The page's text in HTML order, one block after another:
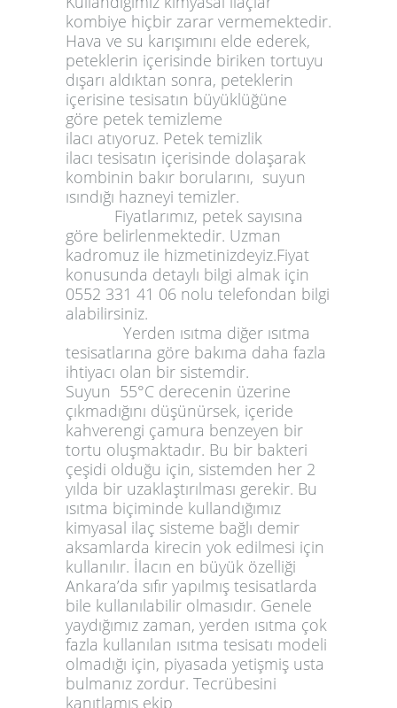
kombiye hiçbir zarar vermemektedir.
Hava ve su karışımını elde ederek,
peteklerin içerisinde biriken tortuyu
dışarı aldıktan sonra, peteklerin
içerisine tesisatın büyüklüğüne
göre petek temizleme
ilacı atıyoruz. Petek temizlik
ilacı tesisatın içerisinde dolaşarak
kombinin bakır borularını, suyun
ısındığı hazneyi temizler.
Fiyatlarımız, petek sayısına
göre belirlenmektedir. Uzman
kadromuz ile hizmetinizdeyiz.Fiyat
konusunda detaylı bilgi almak için
0552 331 41 06 nolu telefondan bilgi
alabilirsiniz.
Yerden ısıtma diğer ısıtma
tesisatlarına göre bakıma daha fazla
ihtiyacı olan bir sistemdir.
Suyun 55°C derecenin üzerine
çıkmadığını düşünürsek, içeride
kahverengi çamura benzeyen bir
tortu oluşmaktadır. Bu bir bakteri
çeşidi olduğu için, sistemden her 2
yılda bir uzaklaştırılması gerekir. Bu
ısıtma biçiminde kullandığımız
kimyasal ilaç sisteme bağlı demir
aksamlarda kirecin yok edilmesi için
kullanılır. İlacın en büyük özelliği
Ankara’da sıfır yapılmış tesisatlarda
bile kullanılabilir olmasıdır. Genele
yaydığımız zaman, yerden ısıtma çok
fazla kullanılan ısıtma tesisatı modeli
olmadığı için, piyasada yetişmiş usta
bulmanız zordur. Tecrübesini
kanıtlamış ekip